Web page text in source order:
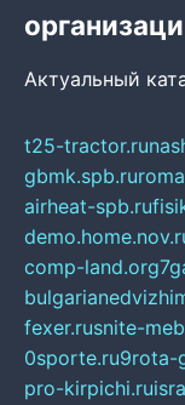
Актуальный
t25-tractor.ru
gbmk.spb.ru
airheat-spb.ru
comp-land.org
fexer.rusnite-
0sporte.ru9rota-
pro-kirpichi.ru